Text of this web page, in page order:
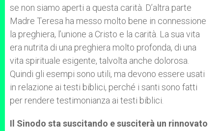
se non siamo aperti a questa carità. D’altra parte
Madre Teresa ha messo molto bene in connessione
la preghiera, l’unione a Cristo e la carità. La sua vita
era nutrita di una preghiera molto profonda, di una
vita spirituale esigente, talvolta anche dolorosa.
Quindi gli esempi sono utili, ma devono essere usati
in relazione ai testi biblici, perché i santi sono fatti
per rendere testimonianza ai testi biblici.
Il Sinodo sta suscitando e susciterà un rinnovato